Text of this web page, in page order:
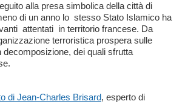
alla presa simbolica della città di
di un anno lo stesso Stato Islamico ha
attentati in territorio francese. Da
terroristica prospera sulle
decomposizione, dei quali sfrutta
di Jean-Charles Brisard, esperto di